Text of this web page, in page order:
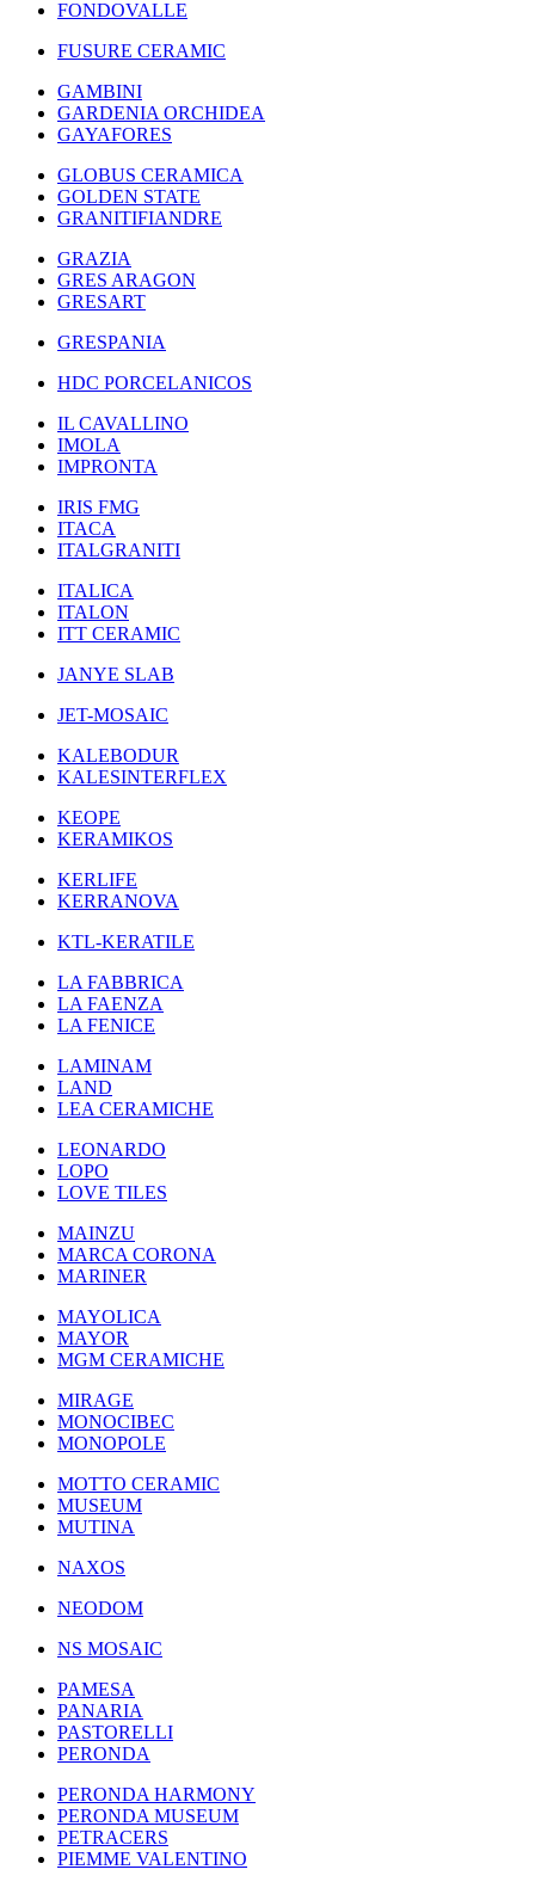
FONDOVALLE
FUSURE CERAMIC
GAMBINI
GARDENIA ORCHIDEA
GAYAFORES
GLOBUS CERAMICA
GOLDEN STATE
GRANITIFIANDRE
GRAZIA
GRES ARAGON
GRESART
GRESPANIA
HDC PORCELANICOS
IL CAVALLINO
IMOLA
IMPRONTA
IRIS FMG
ITACA
ITALGRANITI
ITALICA
ITALON
ITT CERAMIC
JANYE SLAB
JET-MOSAIC
KALEBODUR
KALESINTERFLEX
KEOPE
KERAMIKOS
KERLIFE
KERRANOVA
KTL-KERATILE
LA FABBRICA
LA FAENZA
LA FENICE
LAMINAM
LAND
LEA CERAMICHE
LEONARDO
LOPO
LOVE TILES
MAINZU
MARCA CORONA
MARINER
MAYOLICA
MAYOR
MGM CERAMICHE
MIRAGE
MONOCIBEC
MONOPOLE
MOTTO CERAMIC
MUSEUM
MUTINA
NAXOS
NEODOM
NS MOSAIC
PAMESA
PANARIA
PASTORELLI
PERONDA
PERONDA HARMONY
PERONDA MUSEUM
PETRACERS
PIEMME VALENTINO